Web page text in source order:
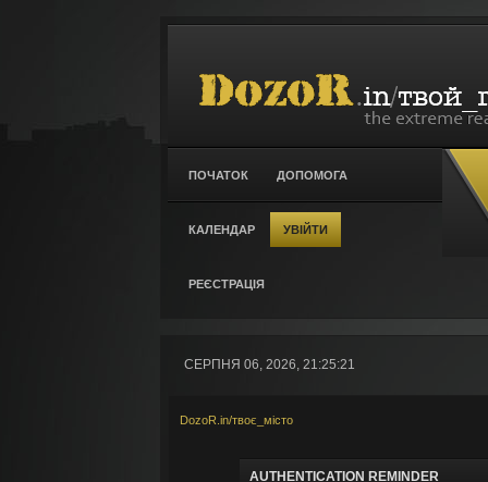
ПОЧАТОК ДОПОМОГА
КАЛЕНДАР УВІЙТИ
РЕЄСТРАЦІЯ
СЕРПНЯ 06, 2026, 21:25:21
DozoR.in/твоє_місто
AUTHENTICATION REMINDER